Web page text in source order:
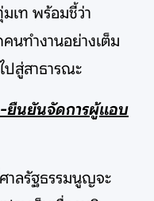
เท พร้อมชี้ว่า
นทำงานอย่างเต็ม
ปสู่สาธารณะ
ยืนยันจัดการผู้แอบ
ลรัฐธรรมนูญจะ